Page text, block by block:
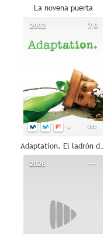
La novena puerta
7.0
2002
Adaptation. El
--
2026